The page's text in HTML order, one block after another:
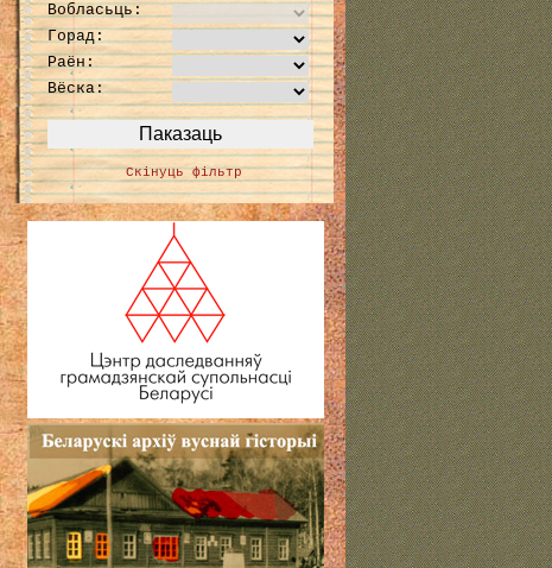
Вобласьць:
Горад:
Раён:
Вёска:
Скінуць фільтр